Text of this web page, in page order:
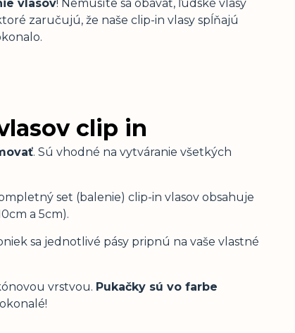
vlasov! Nemusíte sa obávať, ľudské vlasy
zaručujú, že naše clip-in vlasy spĺňajú
clip in
. Sú vhodné na vytváranie všetkých
set (balenie) clip-in vlasov obsahuje
a 5cm).
sa jednotlivé pásy pripnú na vaše vlastné
vrstvou. Pukačky sú vo farbe